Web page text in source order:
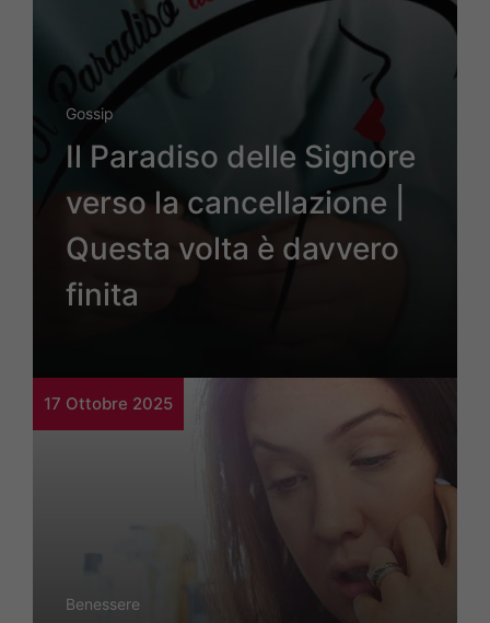
Gossip
Il Paradiso delle Signore
verso la cancellazione |
Questa volta è davvero
finita
17 Ottobre 2025
Benessere